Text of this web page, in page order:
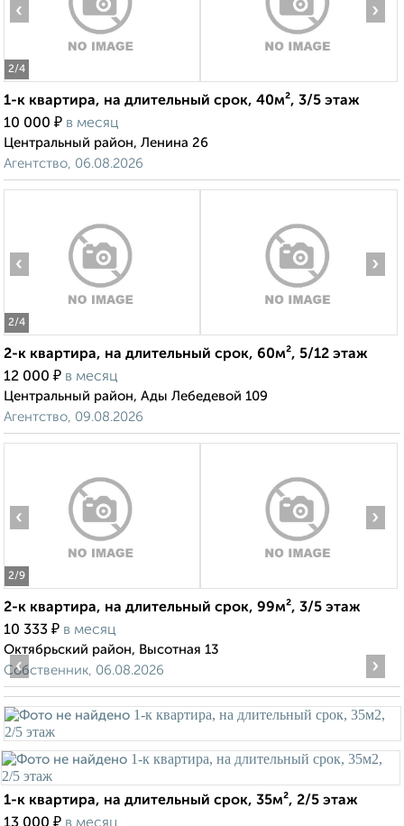
2/4
‹ ›
1-к квартира, на длительный срок, 40м², 3/5 этаж
10 000 ₽ в месяц
Центральный район, Ленина 26
Агентство, 06.08.2026
2/4
‹ ›
2-к квартира, на длительный срок, 60м², 5/12 этаж
12 000 ₽ в месяц
Центральный район, Ады Лебедевой 109
Агентство, 09.08.2026
2/9
‹ ›
2-к квартира, на длительный срок, 99м², 3/5 этаж
10 333 ₽ в месяц
Октябрьский район, Высотная 13
Собственник, 06.08.2026
‹ ›
1-к квартира, на длительный срок, 35м², 2/5 этаж
₽